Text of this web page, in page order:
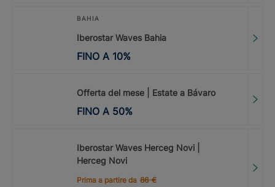
BAHIA
Iberostar Waves Bahia
FINO A 10%
Offerta del mese | Estate a Bávaro
FINO A 50%
Iberostar Waves Herceg Novi |
Herceg Novi
Prima a partire da 86 €